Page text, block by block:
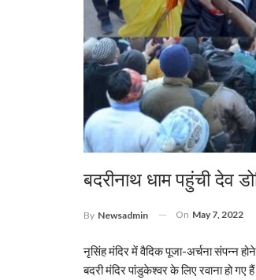
बदरीनाथ धाम पहुंची देव
By Newsadmin On May 7, 2022
नृसिंह मंदिर में वैदिक पूजा-अर्चना संपन्न
बदरी मंदिर पांडुकेश्वर के लिए रवाना हो